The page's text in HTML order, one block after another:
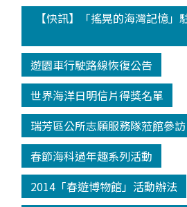
【快訊】「搖晃的海灣記憶
遊園車行駛路線恢復公告
世界海洋日明信片得獎名單
瑞芳區公所志願服務隊蒞館參訪
春節海科過年趣系列活動
2014「春遊博物館」活動辦法